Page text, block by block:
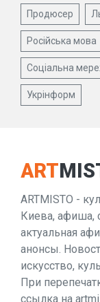
Продюсер
Російська мова
Соціальна
Укрінформ
ART
ARTMISTO -
Киева, афиша,
актуальная
анонсы.
искусство,
При
ссылка на